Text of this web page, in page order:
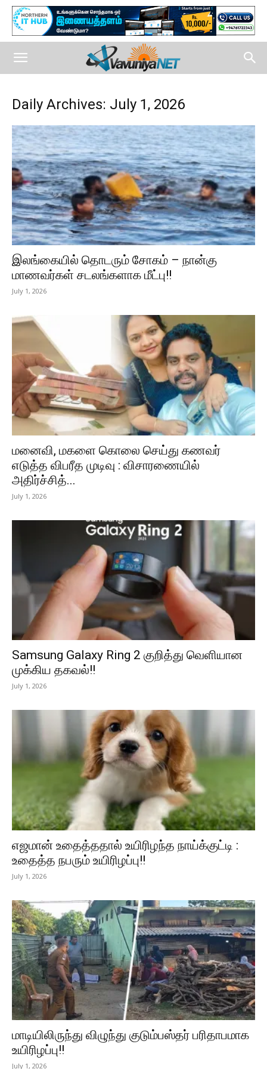
Daily Archives: July 1, 2026
இலங்கையில் தொடரும் சோகம் – நான்கு
மாணவர்கள் சடலங்களாக மீட்பு!!
July 1, 2026
மனைவி, மகளை கொலை செய்து கணவர்
எடுத்த விபரீத முடிவு : விசாரணையில்
அதிர்ச்சித்...
July 1, 2026
Samsung Galaxy Ring 2 குறித்து வெளியான
முக்கிய தகவல்!!
July 1, 2026
எஜமான் உதைத்ததால் உயிரிழந்த நாய்க்குட்டி :
உதைத்த நபரும் உயிரிழப்பு!!
July 1, 2026
மாடியிலிருந்து விழுந்து குடும்பஸ்தர் பரிதாபமாக
உயிரிழப்பு!!
July 1, 2026